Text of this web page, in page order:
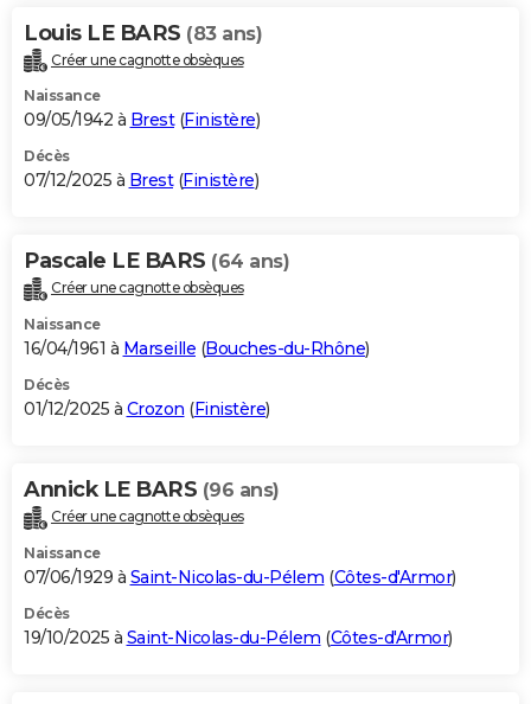
Louis LE BARS (83 ans)
Créer une cagnotte obsèques
Naissance
09/05/1942 à Brest(Finistère)
Décès
07/12/2025 à Brest(Finistère)
Pascale LE BARS (64 ans)
Créer une cagnotte obsèques
Naissance
16/04/1961 à Marseille (Bouches-du-Rhône)
Décès
01/12/2025 à Crozon (Finistère)
Annick LE BARS (96 ans)
Créer une cagnotte obsèques
Naissance
07/06/1929 à Saint-Nicolas-du-Pélem (Côtes-d'Armor)
Décès
19/10/2025 à Saint-Nicolas-du-Pélem (Côtes-d'Armor)